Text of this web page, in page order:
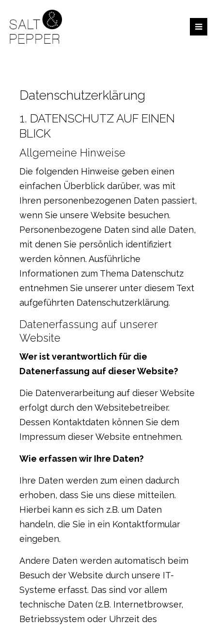
Der Eintrag "offcanvas-col1" existiert leider nicht.
Der Eintrag "offcanvas-col3" existiert leider nicht.
Der Eintrag "offcanvas-col4" existiert leider nicht.
Datenschutzerklärung
1. DATENSCHUTZ AUF EINEN
BLICK
Allgemeine Hinweise
Die folgenden Hinweise geben einen
einfachen Überblick darüber, was mit
Ihren personenbezogenen Daten passiert,
wenn Sie unsere Website besuchen.
Personenbezogene Daten sind alle Daten,
mit denen Sie persönlich identifiziert
werden können. Ausführliche
Informationen zum Thema Datenschutz
entnehmen Sie unserer unter diesem Text
aufgeführten Datenschutzerklärung.
Datenerfassung auf unserer
Website
Wer ist verantwortlich für die
Datenerfassung auf dieser Website?
Die Datenverarbeitung auf dieser Website
erfolgt durch den Websitebetreiber.
Dessen Kontaktdaten können Sie dem
Impressum dieser Website entnehmen.
Wie erfassen wir Ihre Daten?
Ihre Daten werden zum einen dadurch
erhoben, dass Sie uns diese mitteilen.
Hierbei kann es sich z.B. um Daten
handeln, die Sie in ein Kontaktformular
eingeben.
Andere Daten werden automatisch beim
Besuch der Website durch unsere IT-
Systeme erfasst. Das sind vor allem
technische Daten (z.B. Internetbrowser,
Betriebssystem oder Uhrzeit des